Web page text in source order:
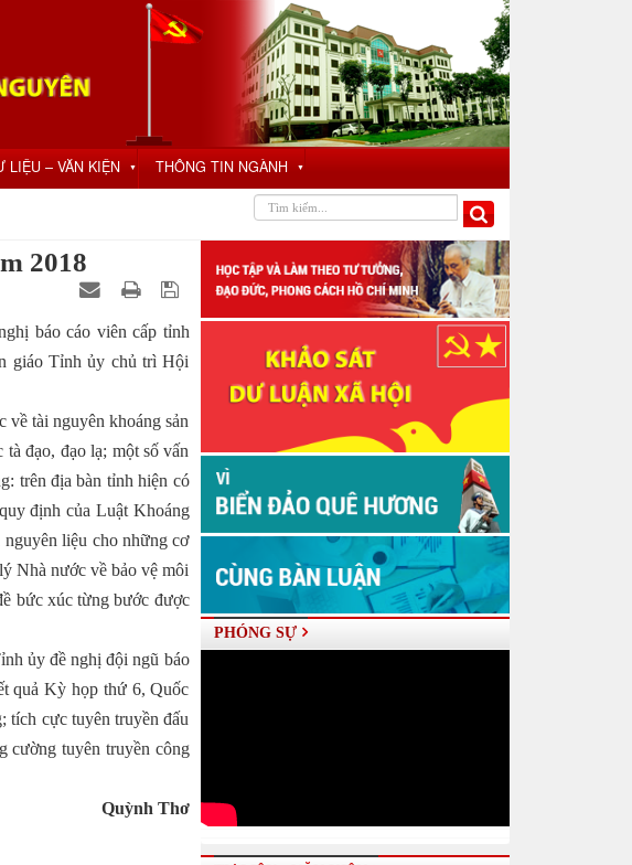
LIỆU – VĂN KIỆN ▼ THÔNG TIN NGÀNH ▼
2018
báo cáo viên cấp tỉnh
giáo Tỉnh ủy chủ trì Hội
về tài nguyên khoáng sản
đạo, đạo lạ; một số vấn
trên địa bàn tỉnh hiện có
định của Luật Khoáng
nguyên liệu cho những cơ
Nhà nước về bảo vệ môi
bức xúc từng bước được
ủy đề nghị đội ngũ báo
quả Kỳ họp thứ 6, Quốc
tích cực tuyên truyền đấu
cường tuyên truyền công
Quỳnh Thơ
PHÓNG SỰ